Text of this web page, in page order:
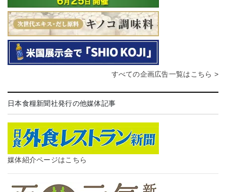
すべての企画広告一覧はこちら >
日本食糧新聞社発行の他媒体記事
媒体紹介ページはこちら